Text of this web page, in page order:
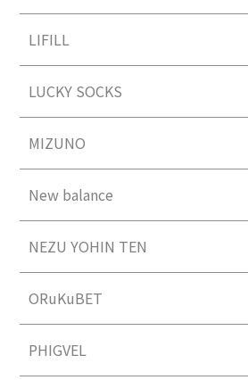
LIFILL
LUCKY SOCKS
MIZUNO
New balance
NEZU YOHIN TEN
ORuKuBET
PHIGVEL